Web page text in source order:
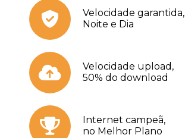
Velocidade garantida,
Noite e Dia
Velocidade upload,
50% do download
Internet campeã,
no Melhor Plano